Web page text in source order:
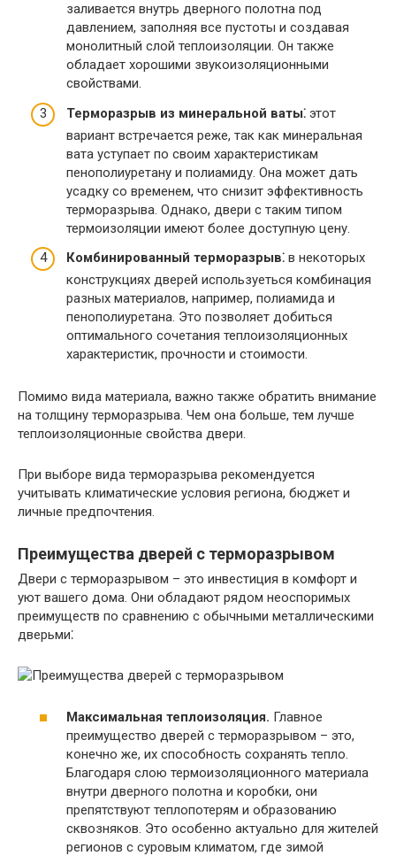
заливается внутрь дверного полотна под
давлением, заполняя все пустоты и создавая
монолитный слой теплоизоляции.​ Он также
обладает хорошими звукоизоляционными
свойствами.
Терморазрыв из минеральной ваты⁚ этот
вариант встречается реже, так как минеральная
вата уступает по своим характеристикам
пенополиуретану и полиамиду.​ Она может дать
усадку со временем, что снизит эффективность
терморазрыва. Однако, двери с таким типом
термоизоляции имеют более доступную цену.​
Комбинированный терморазрыв⁚ в некоторых
конструкциях дверей используеться комбинация
разных материалов, например, полиамида и
пенополиуретана.​ Это позволяет добиться
оптимального сочетания теплоизоляционных
характеристик, прочности и стоимости.​
Помимо вида материала, важно также обратить внимание
на толщину терморазрыва.​ Чем она больше, тем лучше
теплоизоляционные свойства двери.​
При выборе вида терморазрыва рекомендуется
учитывать климатические условия региона, бюджет и
личные предпочтения.
Преимущества дверей с терморазрывом
Двери с терморазрывом – это инвестиция в комфорт и
уют вашего дома.​ Они обладают рядом неоспоримых
преимуществ по сравнению с обычными металлическими
дверьми⁚
Максимальная теплоизоляция.​ Главное
преимущество дверей с терморазрывом – это,
конечно же, их способность сохранять тепло.​
Благодаря слою термоизоляционного материала
внутри дверного полотна и коробки, они
препятствуют теплопотерям и образованию
сквозняков.​ Это особенно актуально для жителей
регионов с суровым климатом, где зимой